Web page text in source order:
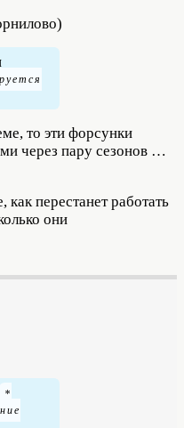
то эти форсунки
через пару сезонов …
перестанет работать
они